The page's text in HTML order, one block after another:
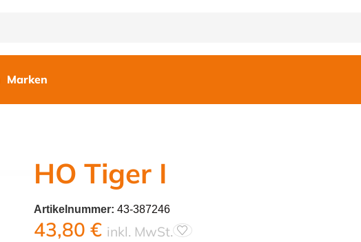
Marken
HO Tiger I
Artikelnummer: 43-387246
43,80 € inkl. MwSt.